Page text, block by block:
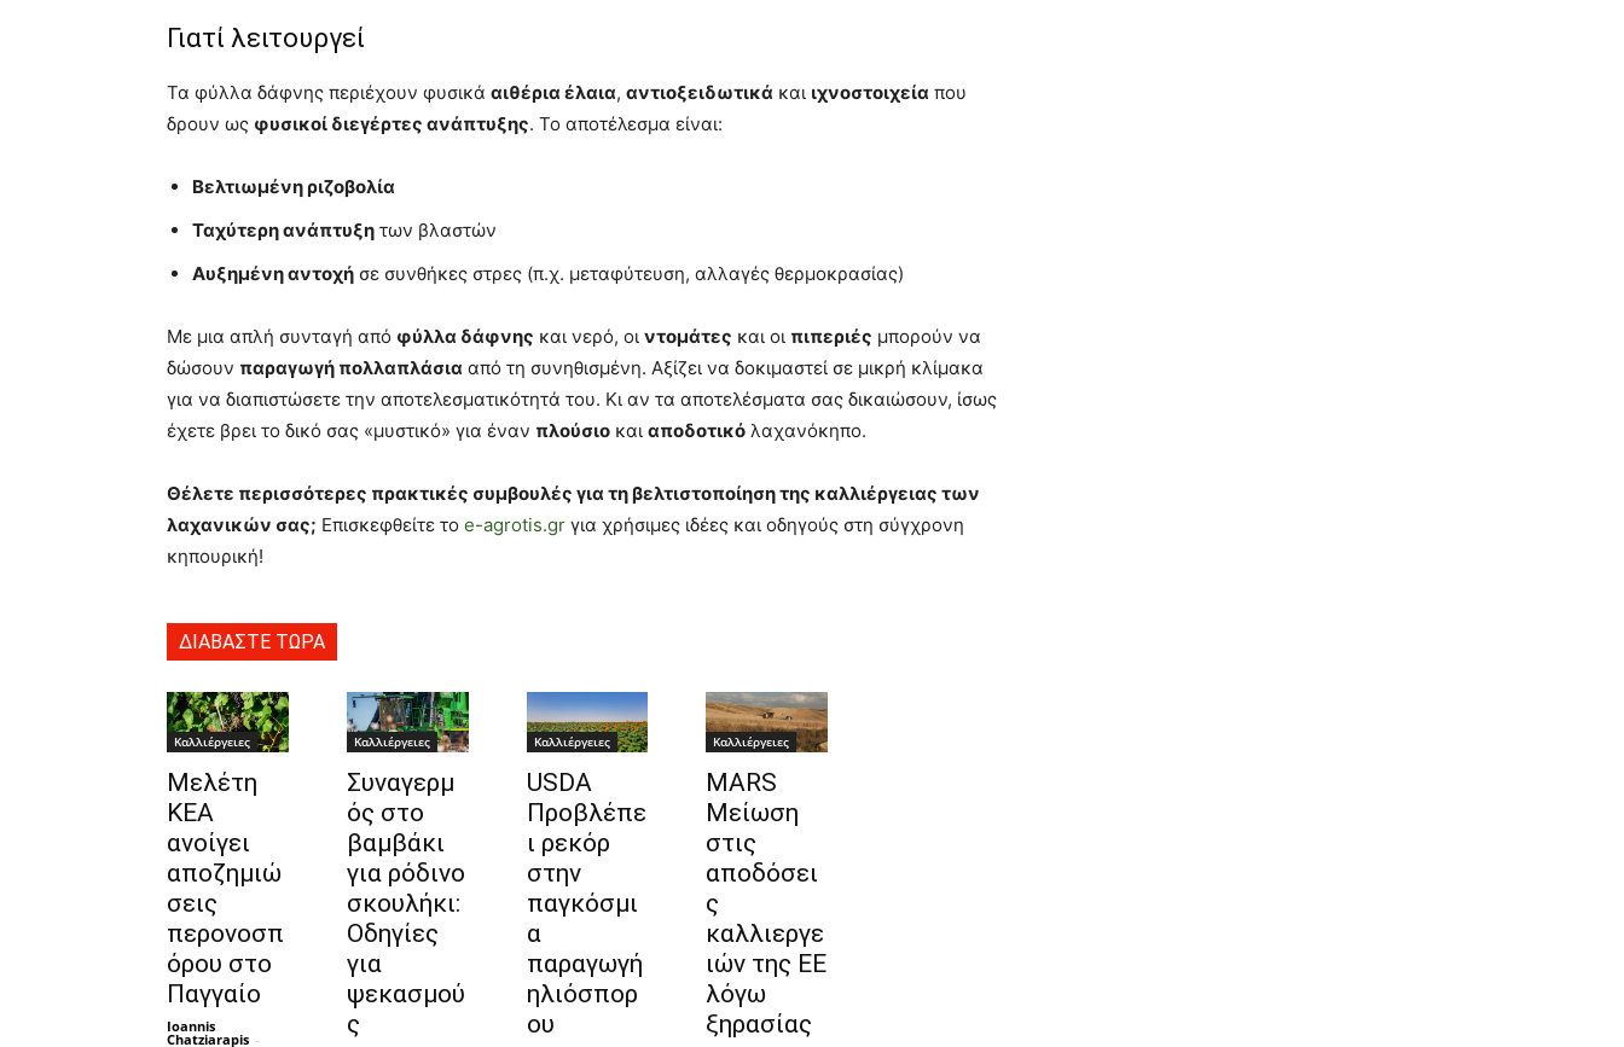
Γιατί λειτουργεί
Τα φύλλα δάφνης περιέχουν φυσικά αιθέρια έλαια, αντιοξειδωτικά και ιχνοστοιχεία που
δρουν ως φυσικοί διεγέρτες ανάπτυξης. Το αποτέλεσμα είναι:
Βελτιωμένη ριζοβολία
Ταχύτερη ανάπτυξη των βλαστών
Αυξημένη αντοχή σε συνθήκες στρες (π.χ. μεταφύτευση, αλλαγές θερμοκρασίας)
Με μια απλή συνταγή από φύλλα δάφνης και νερό, οι ντομάτες και οι πιπεριές μπορούν να
δώσουν παραγωγή πολλαπλάσια από τη συνηθισμένη. Αξίζει να δοκιμαστεί σε μικρή κλίμακα
για να διαπιστώσετε την αποτελεσματικότητά του. Κι αν τα αποτελέσματα σας δικαιώσουν, ίσως
έχετε βρει το δικό σας «μυστικό» για έναν πλούσιο και αποδοτικό λαχανόκηπο.
Θέλετε περισσότερες πρακτικές συμβουλές για τη βελτιστοποίηση της καλλιέργειας των
λαχανικών σας; Επισκεφθείτε το e-agrotis.gr για χρήσιμες ιδέες και οδηγούς στη σύγχρονη
κηπουρική!
ΔΙΑΒΑΣΤΕ ΤΩΡΑ
Καλλιέργειες
Μελέτη
ΚΕΑ
ανοίγει
αποζημιώ
σεις
περονοσπ
όρου στο
Παγγαίο
Ioannis
Chatziarapis -
Καλλιέργειες
Συναγερμ
ός στο
βαμβάκι
για ρόδινο
σκουλήκι:
Οδηγίες
για
ψεκασμού
ς
Καλλιέργειες
USDA
Προβλέπε
ι ρεκόρ
στην
παγκόσμι
α
παραγωγή
ηλιόσπορ
ου
Καλλιέργειες
MARS
Μείωση
στις
αποδόσει
ς
καλλιεργε
ιών της ΕΕ
λόγω
ξηρασίας